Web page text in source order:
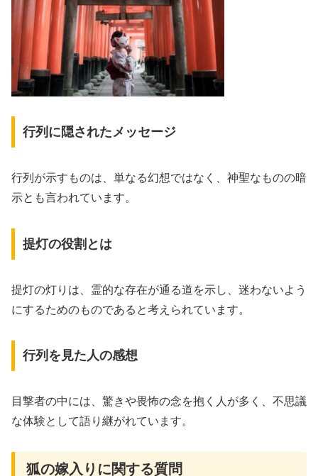
行列に隠されたメッセージ
行列が示すものは、単なる幻想ではなく、神聖なものの暗
示とも言われています。
提灯の役割とは
提灯の灯りは、霊的な存在が通る道を示し、迷わないよう
にするためのものであると考えられています。
行列を見た人の感想
目撃者の中には、驚きや畏怖の念を抱く人が多く、不思議
な体験として語り継がれています。
狐の嫁入りに関する質問